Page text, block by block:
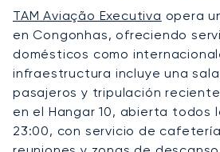
TAM Aviação Executiva opera
en Congonhas, ofreciendo
domésticos como
infraestructura incluye una sala
pasajeros y tripulación
en el Hangar 10, abierta todos
23:00, con servicio de